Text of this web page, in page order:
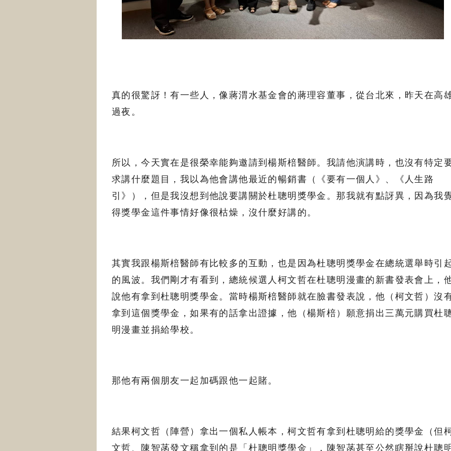
真的很驚訝！有一些人，像蔣渭水基金會的蔣理容董事，從台北來，昨天在高
過夜。
所以，今天實在是很榮幸能夠邀請到楊斯棓醫師。我請他演講時，也沒有特定
求講什麼題目，我以為他會講他最近的暢銷書（《要有一個人》、《人生路
引》），但是我沒想到他說要講關於杜聰明獎學金。那我就有點訝異，因為我
得獎學金這件事情好像很枯燥，沒什麼好講的。
其實我跟楊斯棓醫師有比較多的互動，也是因為杜聰明獎學金在總統選舉時引
的風波。我們剛才有看到，總統候選人柯文哲在杜聰明漫畫的新書發表會上，
說他有拿到杜聰明獎學金。當時楊斯棓醫師就在臉書發表說，他（柯文哲）沒
拿到這個獎學金，如果有的話拿出證據，他（楊斯棓）願意捐出三萬元購買杜
明漫畫並捐給學校。
那他有兩個朋友一起加碼跟他一起賭。
結果柯文哲（陣營）拿出一個私人帳本，柯文哲有拿到杜聰明給的獎學金（但
文哲、陳智菡發文稱拿到的是「杜聰明獎學金」，陳智菡甚至公然瞎掰說杜聰明